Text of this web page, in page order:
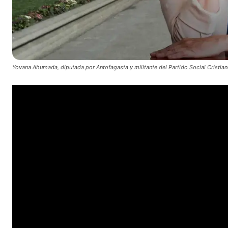
Yovana Ahumada, diputada por Antofagasta y militante del Partido Social